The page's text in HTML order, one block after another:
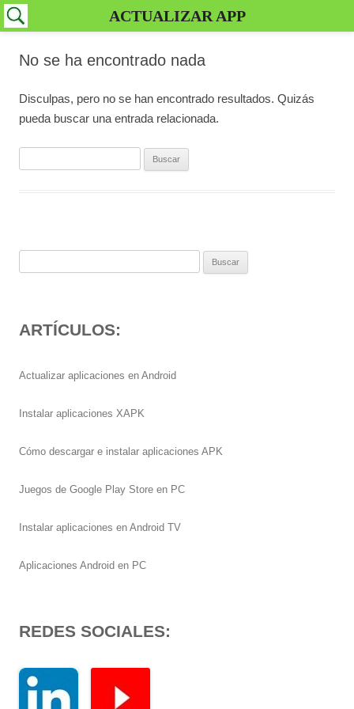
No se ha encontrado nada
Disculpas, pero no se han encontrado resultados. Quizás
pueda buscar una entrada relacionada.
ARTÍCULOS:
Actualizar aplicaciones en Android
Instalar aplicaciones XAPK
Cómo descargar e instalar aplicaciones APK
Juegos de Google Play Store en PC
Instalar aplicaciones en Android TV
Aplicaciones Android en PC
REDES SOCIALES:
ACTUALIZAR APP